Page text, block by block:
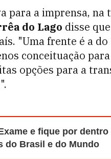
para a imprensa, na
do Lago disse
"Uma frente é a
conceituação
opções para a
e fique por
do Brasil e do Mundo